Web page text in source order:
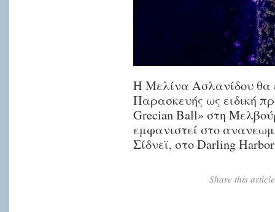
Η Μελίνα Ασλανίδου θα
Παρασκευής ως ειδική
Grecian Ball» στη
εμφανιστεί στο
Σίδνεϊ, στο Darling
Share this